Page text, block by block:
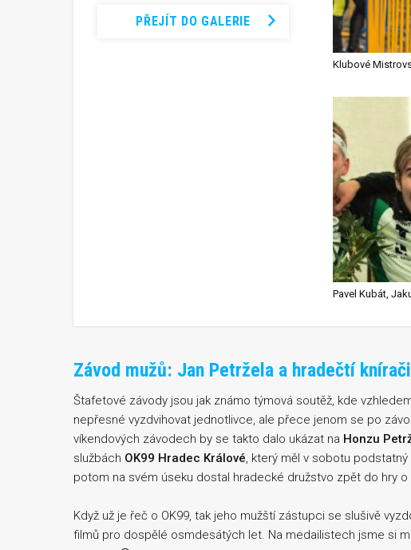
PŘEJÍT DO GALERIE
Závod mužů: Jan Petržela a hradečtí knírači
Štafetové závody jsou jak známo týmová soutěž, kde
nepřesné vyzdvihovat jednotlivce, ale přece jenom se po
víkendových závodech by se takto dalo ukázat na Honzu
službách OK99 Hradec Králové, který měl v sobotu
potom na svém úseku dostal hradecké družstvo zpět do hry o
Když už je řeč o OK99, tak jeho mužští zástupci se slušivě
filmů pro dospělé osmdesátých let. Na medailistech jsme si